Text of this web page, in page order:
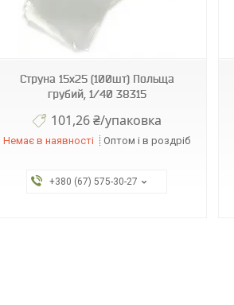
Струна 15х25 (100шт) Польща
грубий, 1/40 38315
101,26 ₴/упаковка
Немає в наявності Оптом і в роздріб
+380 (67) 575-30-27
33738